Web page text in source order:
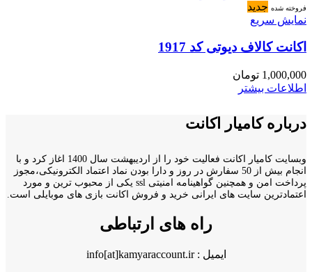
فروخته شده جدید
نمایش سریع
اکانت کالاف دیوتی کد 1917
1,000,000 تومان
اطلاعات بیشتر
درباره کامیار اکانت
وبسایت کامیار اکانت فعالیت خود را از اردیبهشت سال 1400 اغاز کرد و با
انجام بیش از 50 سفارش در روز و دارا بودن نماد اعتماد الکترونیکی،مجوز
پرداخت امن و همچنین گواهینامه امنیتی ssl یکی از محبوب ترین و مورد
اعتمادترین سایت های ایرانی خرید و فروش اکانت بازی های موبایلی است.
راه های ارتباطی
ایمیل : info[at]kamyaraccount.ir